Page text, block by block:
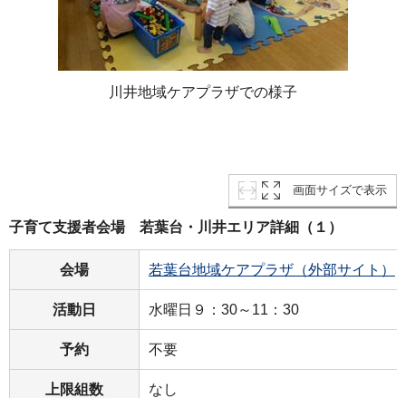
川井地域ケアプラザでの様子
画面サイズで表示
子育て支援者会場 若葉台・川井エリア詳細（１）
会場 若葉台地域ケアプラザ（外部サイト）
活動日 水曜日９：30～11：30
予約 不要
上限組数 なし